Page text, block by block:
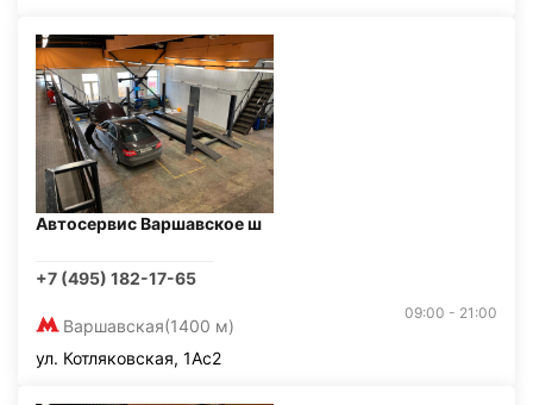
Автосервис Варшавское ш
+7 (495) 182-17-65
Варшавская(1400 м)
09:00 - 21:00
ул. Котляковская, 1Ас2